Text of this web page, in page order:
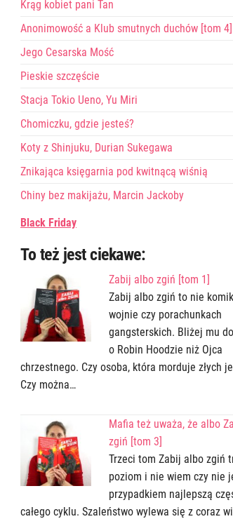
Krąg kobiet pani Tan
Anonimowość a Klub smutnych duchów [tom 4]
Jego Cesarska Mość
Pieskie szczęście
Stacja Tokio Ueno, Yu Miri
Chomiczku, gdzie jesteś?
Koty z Shinjuku, Durian Sukegawa
Znikająca księgarnia pod kwitnącą wiśnią
Chiny bez makijażu, Marcin Jackoby
Black Friday
To też jest ciekawe:
Zabij albo zgiń [tom 1]
Zabij albo zgiń to nie
wojnie czy porachunkach
gangsterskich. Bliżej mu
o Robin Hoodzie niż Ojca
chrzestnego. Czy osoba, która morduje złych
Czy można…
Mafia też uważa, że albo
zgiń [tom 3]
Trzeci tom Zabij albo zgiń
poziom i nie wiem czy nie
przypadkiem najlepszą
całego cyklu. Szaleństwo wylewa się z coraz